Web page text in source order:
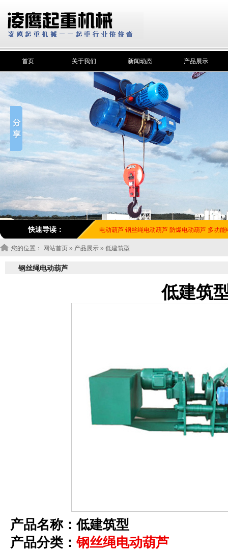
首页 关于我们 新闻动态 产品展示
快速导读： 电动葫芦 钢丝绳电动葫芦 防爆电动葫芦 多功能
您的位置： 网站首页 » 产品展示 » 低建筑型
钢丝绳电动葫芦
低建筑
产品名称：低建筑型
产品分类：钢丝绳电动葫芦